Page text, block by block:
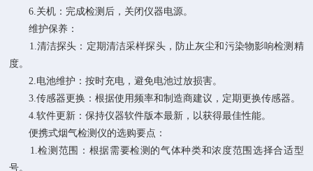
6.关机：完成检测后，关闭仪器电源。
维护保养：
1.清洁探头：定期清洁采样探头，防止灰尘和污染物影响检测精
度。
2.电池维护：按时充电，避免电池过放损害。
3.传感器更换：根据使用频率和制造商建议，定期更换传感器。
4.软件更新：保持仪器软件版本最新，以获得最佳性能。
便携式烟气检测仪的选购要点：
1.检测范围：根据需要检测的气体种类和浓度范围选择合适型
号。